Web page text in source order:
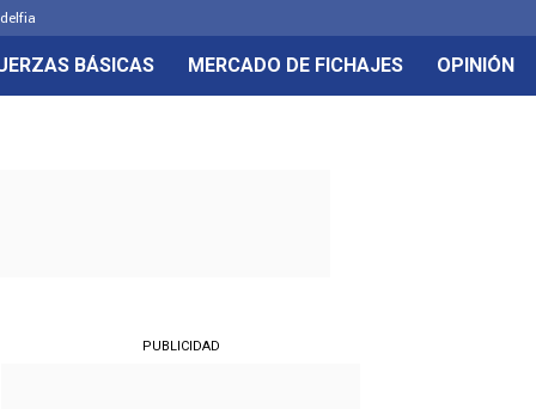
BÁSICAS MERCADO DE FICHAJES OPINIÓN
PUBLICIDAD